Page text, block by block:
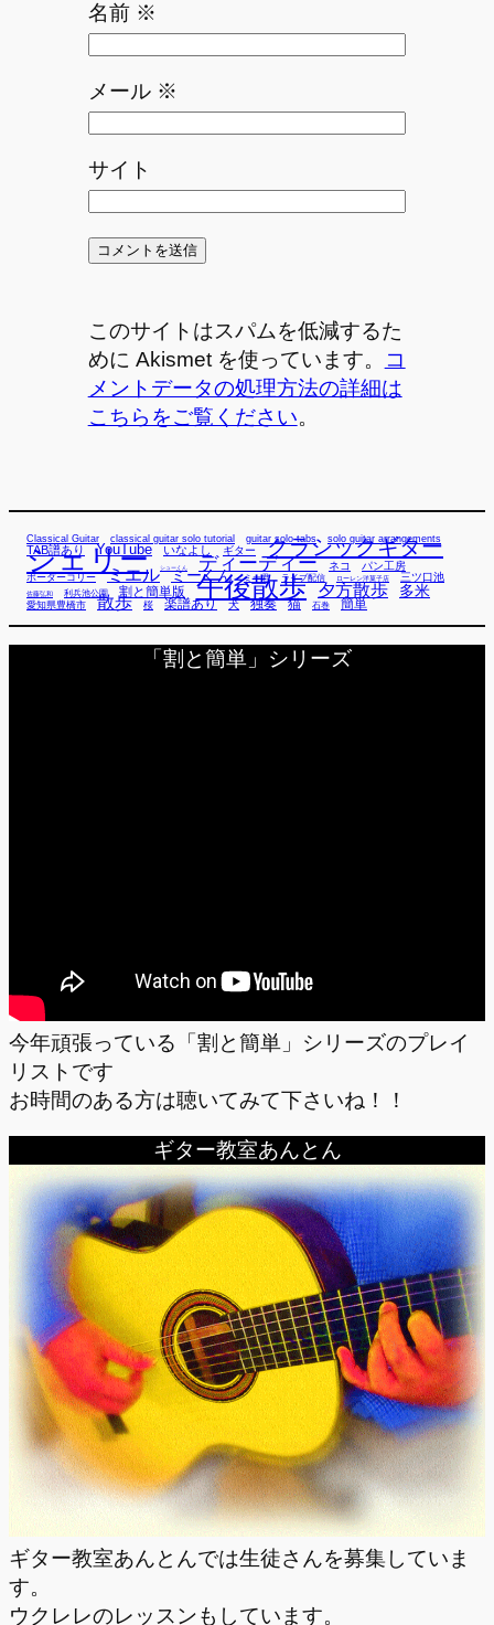
名前 ※
メール ※
サイト
このサイトはスパムを低減するた
めに Akismet を使っています。
コ
メントデータの処理方法の詳細は
こちらをご覧ください。
Classical Guitar classical guitar solo tutorial guitar solo tabs solo guitar arrangements
TAB譜あり YouTube いなよし ギター クラシックギター
シェリー シューくん ディーディー ネコ パン工房
ボーダーコリー ミエル ミーくん ミー君 ライブ配信 ローレン洋菓子店 三ツ口池
佐藤弘和 利兵池公園 割と簡単版 午後散歩 夕方散歩 多米
愛知県豊橋市 散歩 桜 楽譜あり 犬 独奏 猫 石巻 簡単
「割と簡単」シリーズ
今年頑張っている「割と簡単」シリーズのプレイ
リストです
お時間のある方は聴いてみて下さいね！！
ギター教室あんとん
ギター教室あんとんでは生徒さんを募集していま
す。
ウクレレのレッスンもしています。